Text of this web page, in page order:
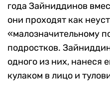
года Зайниддинов
они проходят как
«малозначительному
подростков.
одного из них, нанеся
кулаком в лицо и